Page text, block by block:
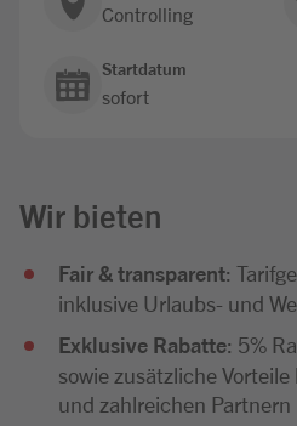
Controlling
Startdatum
sofort
Wir bieten
Fair & transparent:
inklusive Urlaubs- und
Exklusive Rabatte: 5%
sowie zusätzliche
und zahlreichen Partnern